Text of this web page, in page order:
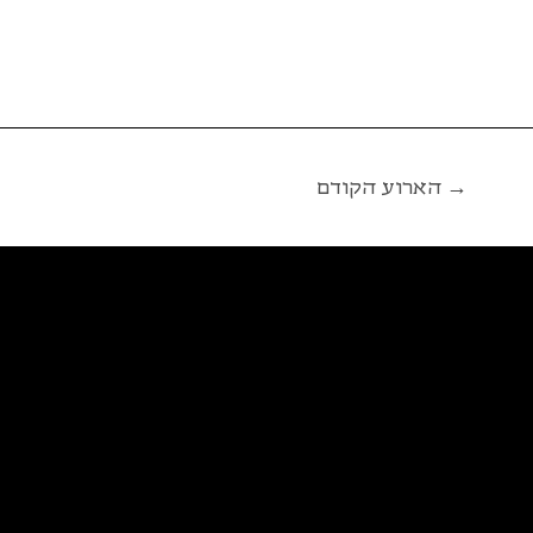
הארוע הקודם →